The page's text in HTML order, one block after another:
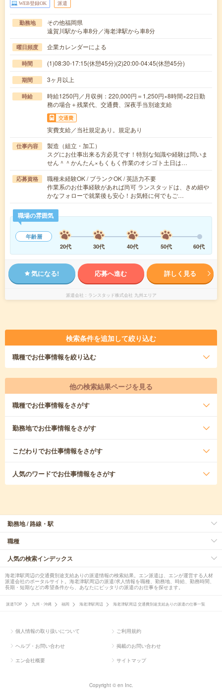
WEB登録OK 派遣
勤務地
その他福岡県
遠賀川駅から車8分／海老津駅から車8分
曜日頻度 企業カレンダーによる
時間 (1)08:30-17:15(休憩45分)(2)20:00-04:45(休憩45分)
期間 3ヶ月以上
時給
時給1250円／月収例：220,000円＝1,250円×8時間×22日勤
務の場合＋残業代、交通費、深夜手当別途支給
交通費
実費支給／当社規定あり。規定あり
仕事内容
製造（組立・加工）
スグにお仕事出来る方必見です！特別な知識や経験は問いま
せん＾＾かんたん×もくもく作業のオシゴト土日は…
応募資格
職種未経験OK / ブランクOK / 英語力不要
作業系のお仕事経験があれば尚可 ランスタッドは、きめ細や
かなフォローで就業後も安心！お気軽に何でもご…
職場の雰囲気
年齢層
20代
30代 40代 50代 60代
気になる! 応募へ進む 詳しく見る
派遣会社 ランスタッド株式会社 九州エリア
検索条件を追加して絞り込む
職種でお仕事情報を絞り込む
他の検索結果ページを見る
職種でお仕事情報をさがす
勤務地でお仕事情報をさがす
こだわりでお仕事情報をさがす
人気のワードでお仕事情報をさがす
勤務地 / 路線・駅
職種
人気の検索インデックス
海老津駅周辺の交通費別途支給ありの派遣情報の検索結果。エン派遣は、エンが運営する人材
派遣会社のポータルサイト。海老津駅周辺の派遣/求人情報を職種、勤務地、時給、勤務時間、
長期・短期などの希望条件から、あなたにピッタリの派遣のお仕事を探せます。
派遣TOP 九州・沖縄 福岡 海老津駅周辺 海老津駅周辺 交通費別途支給ありの派遣の仕事一覧
個人情報の取り扱いについて ご利用規約
ヘルプ・お問い合わせ 掲載のお問い合わせ
エン会社概要 サイトマップ
Copyright © en Inc.